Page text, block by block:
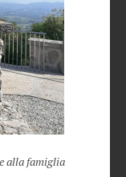
alla famiglia